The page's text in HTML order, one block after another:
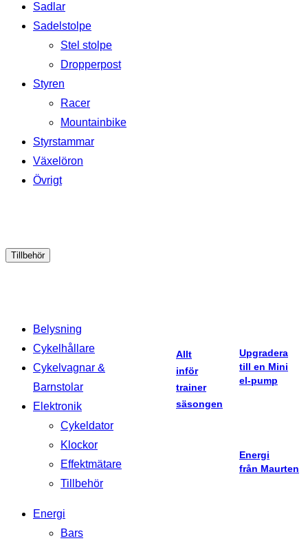
Sadlar
Sadelstolpe
Stel stolpe
Dropperpost
Styren
Racer
Mountainbike
Styrstammar
Växelöron
Övrigt
Tillbehör
Belysning
Cykelhållare
Cykelvagnar &
Barnstolar
Elektronik
Cykeldator
Klockor
Effektmätare
Tillbehör
Energi
Bars
Allt
inför
trainer
säsongen
Upgradera
till en Mini
el-pump
Energi
från Maurten